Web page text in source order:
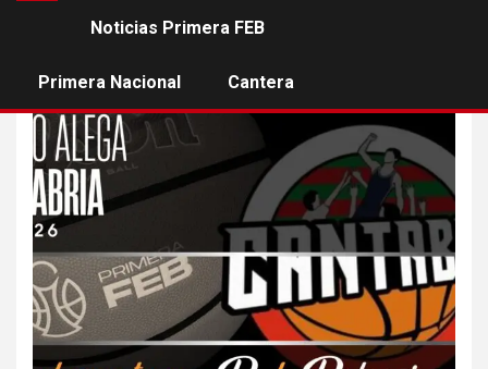
Noticias Primera FEB
Primera Nacional Cantera